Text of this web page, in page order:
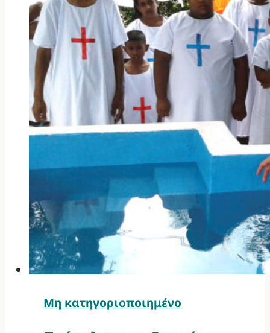
Μη κατηγοριοποιημένο